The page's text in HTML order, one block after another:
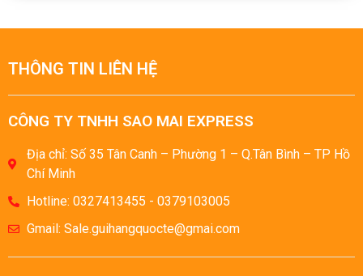
THÔNG TIN LIÊN HỆ
CÔNG TY TNHH SAO MAI EXPRESS
Địa chỉ: Số 35 Tân Canh – Phường 1 – Q.Tân Bình – TP Hồ
Chí Minh
Hotline: 0327413455 - 0379103005
Gmail: Sale.guihangquocte@gmai.com